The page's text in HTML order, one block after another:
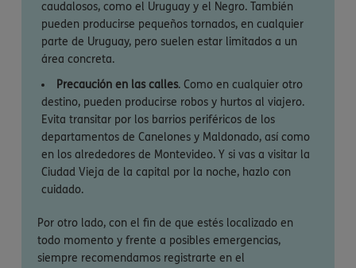
caudalosos, como el Uruguay y el Negro. También
pueden producirse pequeños tornados, en cualquier
parte de Uruguay, pero suelen estar limitados a un
área concreta.
Precaución en las calles. Como en cualquier otro
destino, pueden producirse robos y hurtos al viajero.
Evita transitar por los barrios periféricos de los
departamentos de Canelones y Maldonado, así como
en los alrededores de Montevideo. Y si vas a visitar la
Ciudad Vieja de la capital por la noche, hazlo con
cuidado.
Por otro lado, con el fin de que estés localizado en
todo momento y frente a posibles emergencias,
siempre recomendamos registrarte en el